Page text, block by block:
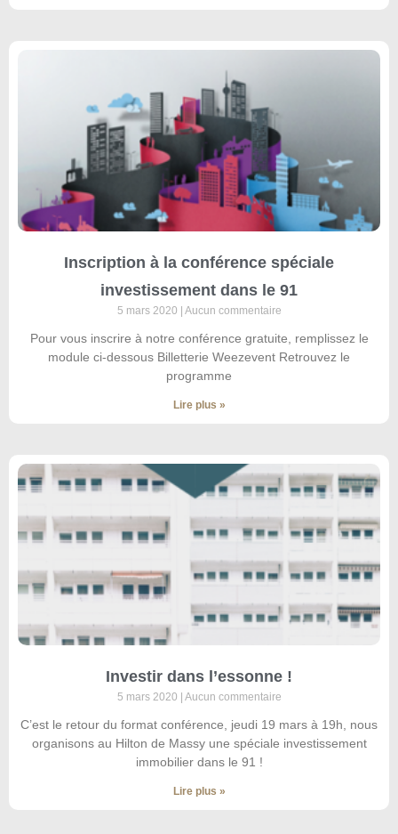
Inscription à la conférence spéciale
investissement dans le 91
5 mars 2020 Aucun commentaire
Pour vous inscrire à notre conférence gratuite, remplissez le
module ci-dessous Billetterie Weezevent Retrouvez le
programme
Lire plus »
Investir dans l’essonne !
5 mars 2020 Aucun commentaire
C’est le retour du format conférence, jeudi 19 mars à 19h, nous
organisons au Hilton de Massy une spéciale investissement
immobilier dans le 91 !
Lire plus »